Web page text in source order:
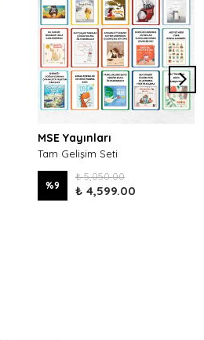
MSE Yayınları
Tam Gelişim Seti
%9
₺ 5,050.00
₺ 4,599.00